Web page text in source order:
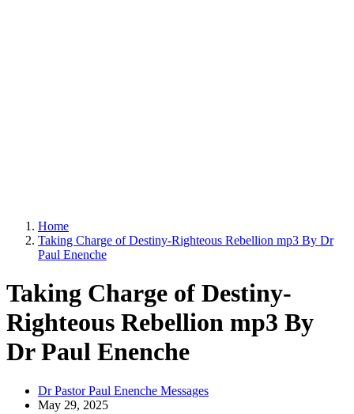
Home
Taking Charge of Destiny-Righteous Rebellion mp3 By Dr
Paul Enenche
Taking Charge of Destiny-
Righteous Rebellion mp3 By
Dr Paul Enenche
Dr Pastor Paul Enenche Messages
May 29, 2025